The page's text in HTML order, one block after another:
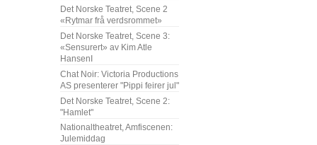
Det Norske Teatret, Scene 2
«Rytmar frå verdsrommet»
Det Norske Teatret, Scene 3:
«Sensurert» av Kim Atle
HansenI
Chat Noir: Victoria Productions
AS presenterer "Pippi feirer jul"
Det Norske Teatret, Scene 2:
"Hamlet"
Nationaltheatret, Amfiscenen:
Julemiddag